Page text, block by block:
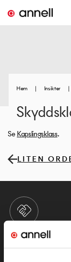
Hem | Insikter |
SeKapslingsklass.
LITEN
KONTAKTA